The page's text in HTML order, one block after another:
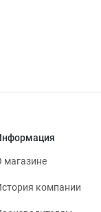
магазине
компании